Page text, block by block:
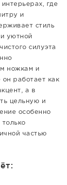
где
и
стиль
уютной
силуэта
ножкам и
работает как
а в
цельную и
особенно
частью